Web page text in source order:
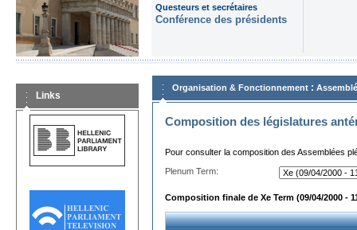
Questeurs et secrétaires
Conférence des présidents
Links
Organisation & Fonctionnement :
Composition des législatures
Pour consulter la composition des Assemblées
Plenum Term:
Composition finale de Xe Term (09/04/2000 -